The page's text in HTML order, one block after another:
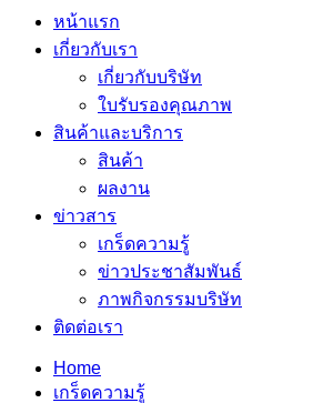
หน้าแรก
เกี่ยวกับเรา
เกี่ยวกับบริษัท
ใบรับรองคุณภาพ
สินค้าและบริการ
สินค้า
ผลงาน
ข่าวสาร
เกร็ดความรู้
ข่าวประชาสัมพันธ์
ภาพกิจกรรมบริษัท
ติดต่อเรา
Home
เกร็ดความรู้